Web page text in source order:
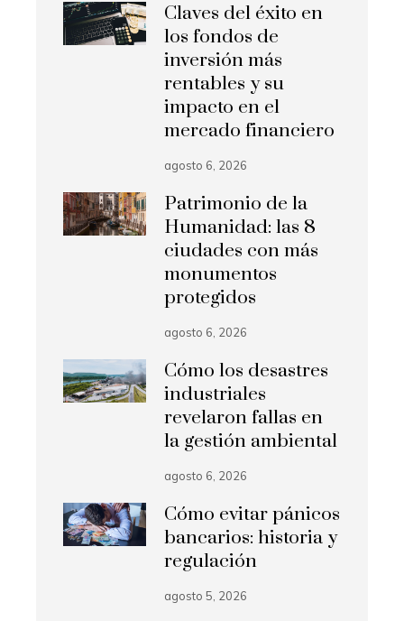
Claves del éxito en
los fondos de
inversión más
rentables y su
impacto en el
mercado financiero
agosto 6, 2026
Patrimonio de la
Humanidad: las 8
ciudades con más
monumentos
protegidos
agosto 6, 2026
Cómo los desastres
industriales
revelaron fallas en
la gestión ambiental
agosto 6, 2026
Cómo evitar pánicos
bancarios: historia y
regulación
agosto 5, 2026